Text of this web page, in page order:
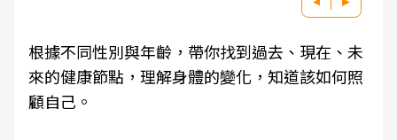
根據不同性別與年齡，帶你找到過去、現在、未
來的健康節點，理解身體的變化，知道該如何照
顧自己。